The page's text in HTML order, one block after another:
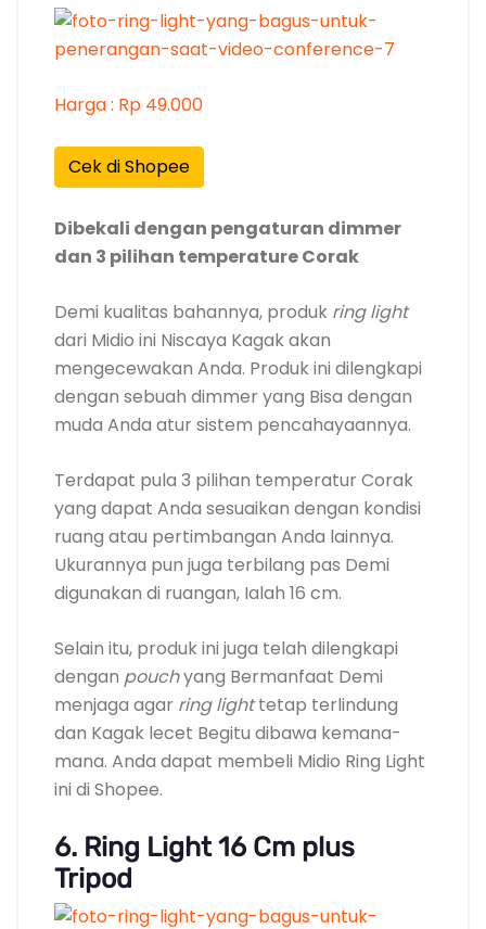
Harga : Rp 49.000
Cek di Shopee
Dibekali dengan pengaturan dimmer
dan 3 pilihan temperature Corak
Demi kualitas bahannya, produk ring light
dari Midio ini Niscaya Kagak akan
mengecewakan Anda. Produk ini dilengkapi
dengan sebuah dimmer yang Bisa dengan
muda Anda atur sistem pencahayaannya.
Terdapat pula 3 pilihan temperatur Corak
yang dapat Anda sesuaikan dengan kondisi
ruang atau pertimbangan Anda lainnya.
Ukurannya pun juga terbilang pas Demi
digunakan di ruangan, Ialah 16 cm.
Selain itu, produk ini juga telah dilengkapi
dengan pouchyang Bermanfaat Demi
menjaga agar ring lighttetap terlindung
dan Kagak lecet Begitu dibawa kemana-
mana. Anda dapat membeli Midio Ring Light
ini di Shopee.
6. Ring Light 16 Cm plus
Tripod